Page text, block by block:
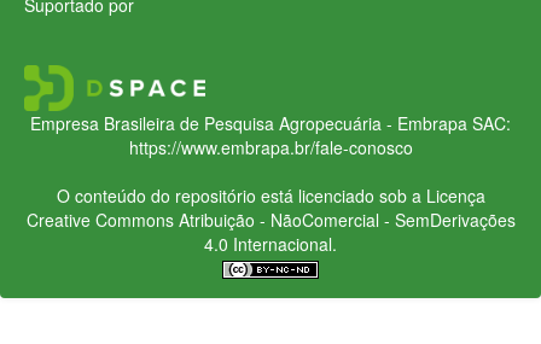
Empresa Brasileira de Pesquisa Agropecuária - Embrapa SAC:
https://www.embrapa.br/fale-conosco
O conteúdo do repositório está licenciado sob a Licença
Creative CommonsAtribuição - NãoComercial - SemDerivações
4.0 Internacional.